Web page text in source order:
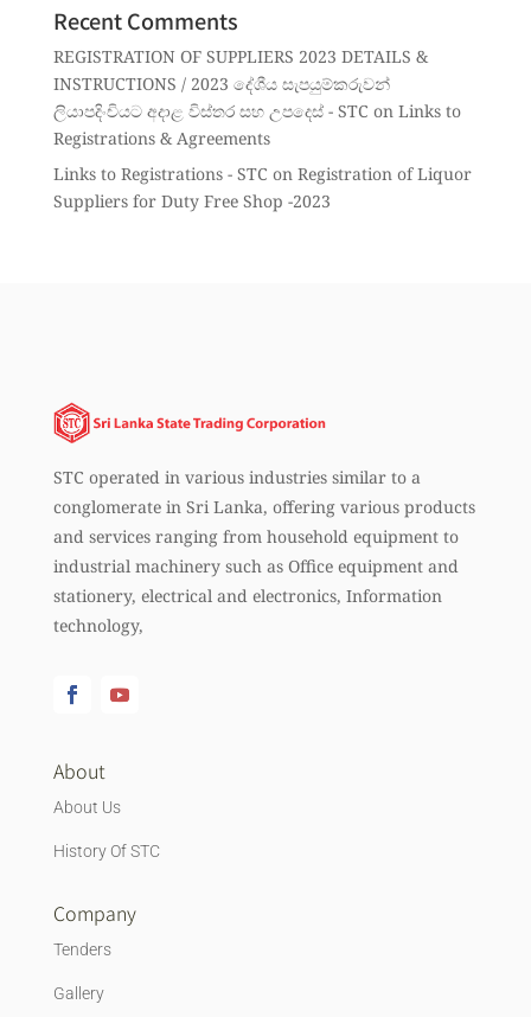
Recent Comments
REGISTRATION OF SUPPLIERS 2023 DETAILS &
INSTRUCTIONS / 2023 දේශීය සැපයුම්කරුවන්
ලියාපදිංචියට අදාළ විස්තර සහ උපදෙස් - STC on Links to
Registrations & Agreements
Links to Registrations - STC on Registration of Liquor
Suppliers for Duty Free Shop -2023
STC operated in various industries similar to a
conglomerate in Sri Lanka, offering various products
and services ranging from household equipment to
industrial machinery such as Office equipment and
stationery, electrical and electronics, Information
technology,
About
About Us
History Of STC
Company
Tenders
Gallery